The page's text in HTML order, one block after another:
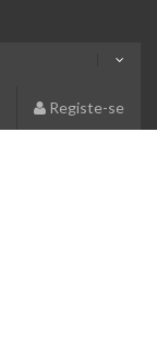
Registe-se